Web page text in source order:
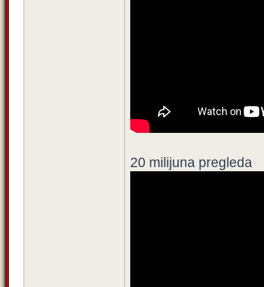
20 milijuna pregleda